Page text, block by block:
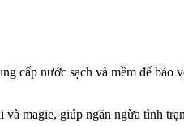
cấp nước sạch và mềm để
magie, giúp ngăn ngừa tình